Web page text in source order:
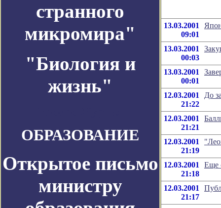
странного
микромира"
"Биология и
жизнь"
ОБРАЗОВАНИЕ
Открытое письмо
министру
13.03.2001
09:01
13.03.2001
00:03
13.03.2001
00:01
12.03.2001
21:22
До
12.03.2001
21:21
12.03.2001
21:19
12.03.2001
21:18
Еще
12.03.2001
21:17